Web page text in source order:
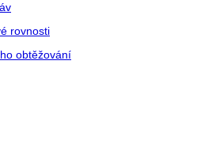
rovnosti
obtěžování